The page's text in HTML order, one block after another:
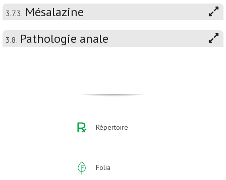
3.7.3. Mésalazine
3.8. Pathologie anale
Répertoire
Folia